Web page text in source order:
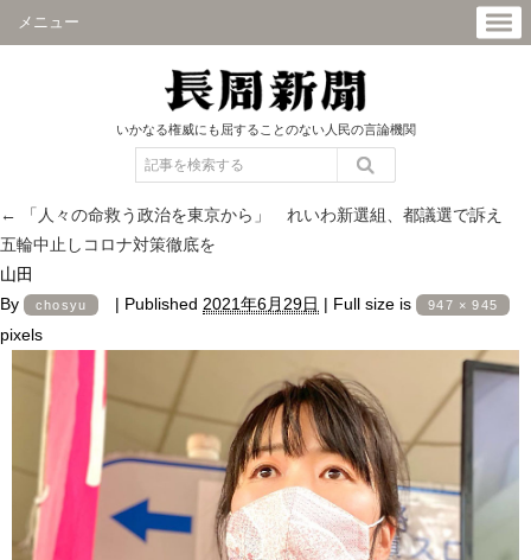
メニュー
いかなる権威にも屈することのない人民の言論機関
←
「人々の命救う政治を東京から」 れいわ新選組、都議選で訴え
五輪中止しコロナ対策徹底を
山田
By
chosyu | Published 2021年6月29日 | Full size is 947 × 945
pixels